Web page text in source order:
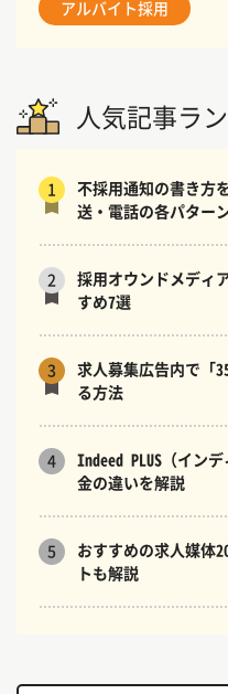
アルバイト採用
人気記事ラ
1
不採用通知の書き方
送・電話の各パター
2
採用オウンドメディ
すめ7選
3
求人募集広告内で「
る方法
4
Indeed PLUS（イン
金の違いを解説
5
おすすめの求人媒体
トも解説